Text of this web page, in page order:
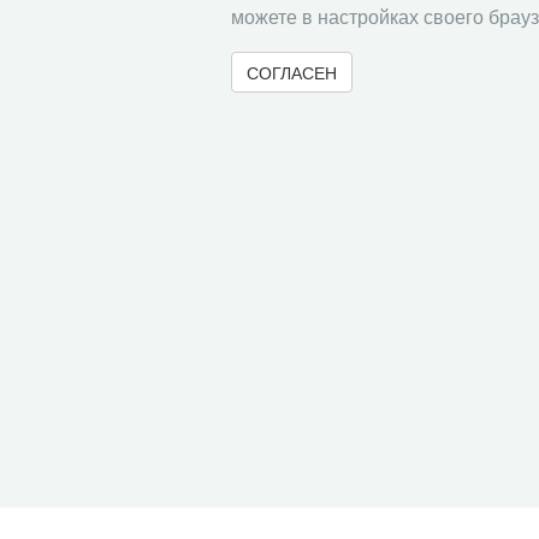
можете в настройках своего
СОГЛАСЕН